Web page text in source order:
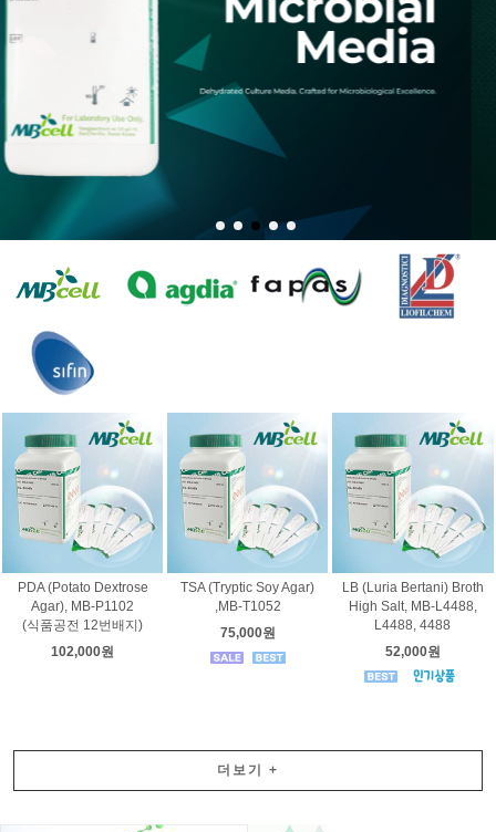
PDA (Potato Dextrose
Agar), MB-P1102
(식품공전 12번배지)
102,000원
TSA (Tryptic Soy Agar)
,MB-T1052
75,000원
LB (Luria Bertani) Broth
High Salt, MB-L4488,
L4488, 4488
52,000원
더보기 +